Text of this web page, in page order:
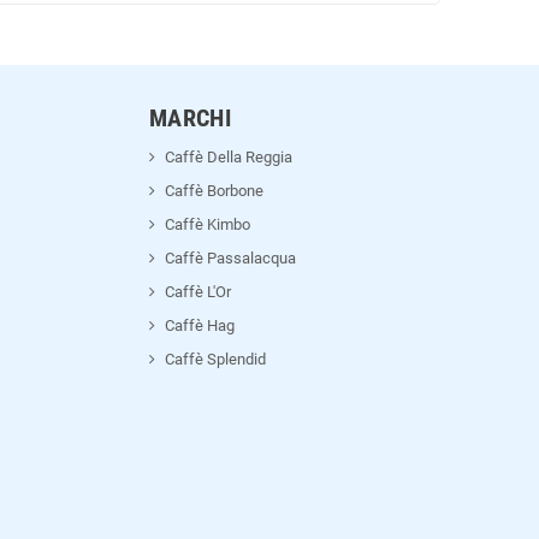
MARCHI
Caffè Della Reggia
Caffè Borbone
Caffè Kimbo
Caffè Passalacqua
Caffè L'Or
Caffè Hag
Caffè Splendid